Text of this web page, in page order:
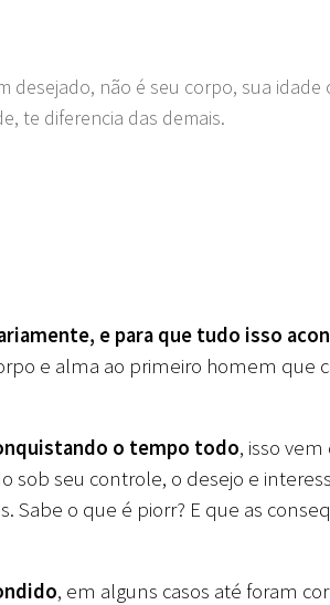
não é seu corpo, sua
te diferencia das demais.
e para que tudo isso
e alma ao primeiro homem que
o tempo todo, isso
seu controle, o desejo e
Sabe o que é piorr? E que as
, em alguns casos até foram